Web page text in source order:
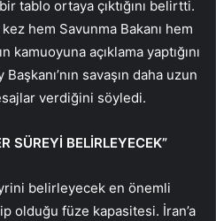
tablo ortaya çıktığını belirtti.
hem Savunma Bakanı hem
kamuoyuna açıklama yaptığını
savaşın daha uzun
verdiğini söyledi.
SÜREYİ BELİRLEYECEK”
belirleyecek en önemli
olduğu füze kapasitesi. İran’a